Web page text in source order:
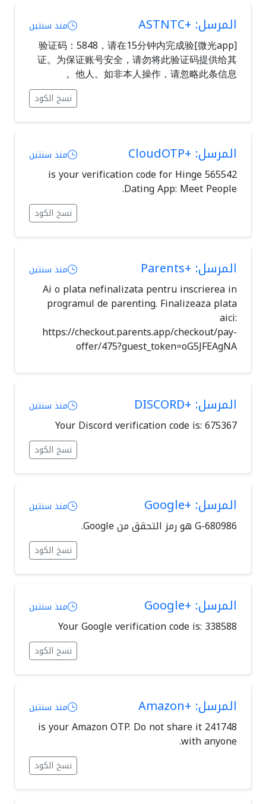
المرسل: +ASTNTC منذ سنتين
[微光app]验证码：5848，请在15分钟内完成验
证。为保证账号安全，请勿将此验证码提供给其
他人。如非本人操作，请忽略此条信息。
نسخ الكود
المرسل: +CloudOTP منذ سنتين
565542 is your verification code for Hinge
Dating App: Meet People.
نسخ الكود
المرسل: +Parents منذ سنتين
Ai o plata nefinalizata pentru inscrierea in
programul de parenting. Finalizeaza plata
aici:
https://checkout.parents.app/checkout/pay-
offer/475?guest_token=oG5JFEAgNA
المرسل: +DISCORD منذ سنتين
Your Discord verification code is: 675367
نسخ الكود
المرسل: +Google منذ سنتين
G-680986 هو رمز التحقق من Google.
نسخ الكود
المرسل: +Google منذ سنتين
Your Google verification code is: 338588
نسخ الكود
المرسل: +Amazon منذ سنتين
241748 is your Amazon OTP. Do not share it
with anyone.
نسخ الكود